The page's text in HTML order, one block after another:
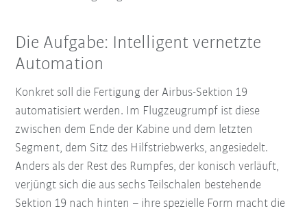
Die Aufgabe: Intelligent vernetzte
Automation
Konkret soll die Fertigung der Airbus-Sektion 19
automatisiert werden. Im Flugzeugrumpf ist diese
zwischen dem Ende der Kabine und dem letzten
Segment, dem Sitz des Hilfstriebwerks, angesiedelt.
Anders als der Rest des Rumpfes, der konisch verläuft,
verjüngt sich die aus sechs Teilschalen bestehende
Sektion 19 nach hinten – ihre spezielle Form macht die